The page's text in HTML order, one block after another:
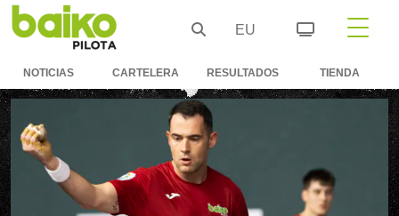
EU
NOTICIAS CARTELERA RESULTADOS TIENDA